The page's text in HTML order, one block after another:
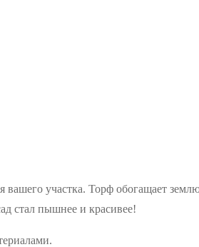
участка. Торф обогащает
стал пышнее и красивее!